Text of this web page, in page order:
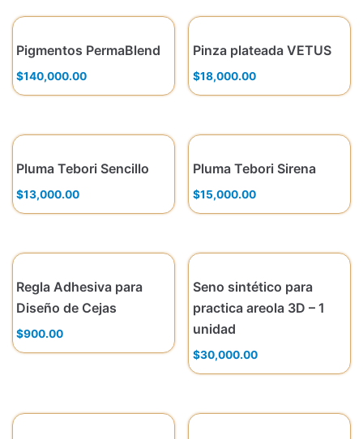
Pigmentos PermaBlend
$140,000.00
Pinza plateada VETUS
$18,000.00
Pluma Tebori Sencillo
$13,000.00
Pluma Tebori Sirena
$15,000.00
Regla Adhesiva para
Diseño de Cejas
$900.00
Seno sintético para
practica areola 3D – 1
unidad
$30,000.00